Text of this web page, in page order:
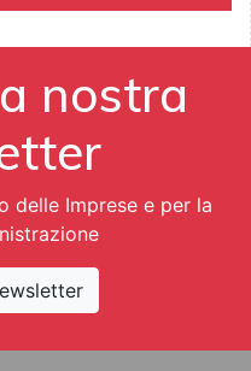
nostra
delle Imprese e per la